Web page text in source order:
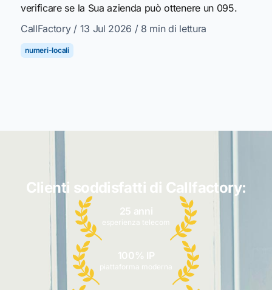
verificare se la Sua azienda può ottenere un 095.
CallFactory / 13 Jul 2026 / 8 min di lettura
numeri-locali
Clienti soddisfatti di Callfactory:
25 anni
esperienza telecom
100% IP
piattaforma moderna